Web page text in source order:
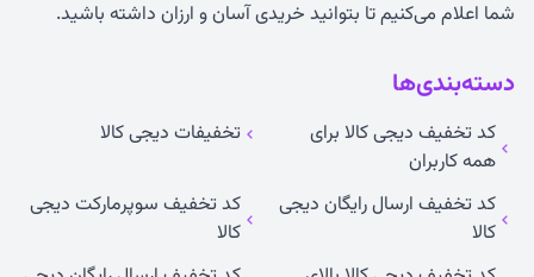
شما اعلام می‌کنیم تا بتوانید خریدی آسان و ارزان داشته باشید.
دسته‌بندی‌ها
کد تخفیف دیجی کالا برای
همه کاربران
تخفیفات دیجی کالا
کد تخفیف ارسال رایگان دیجی
کالا
کد تخفیف سوپرمارکت دیجی
کالا